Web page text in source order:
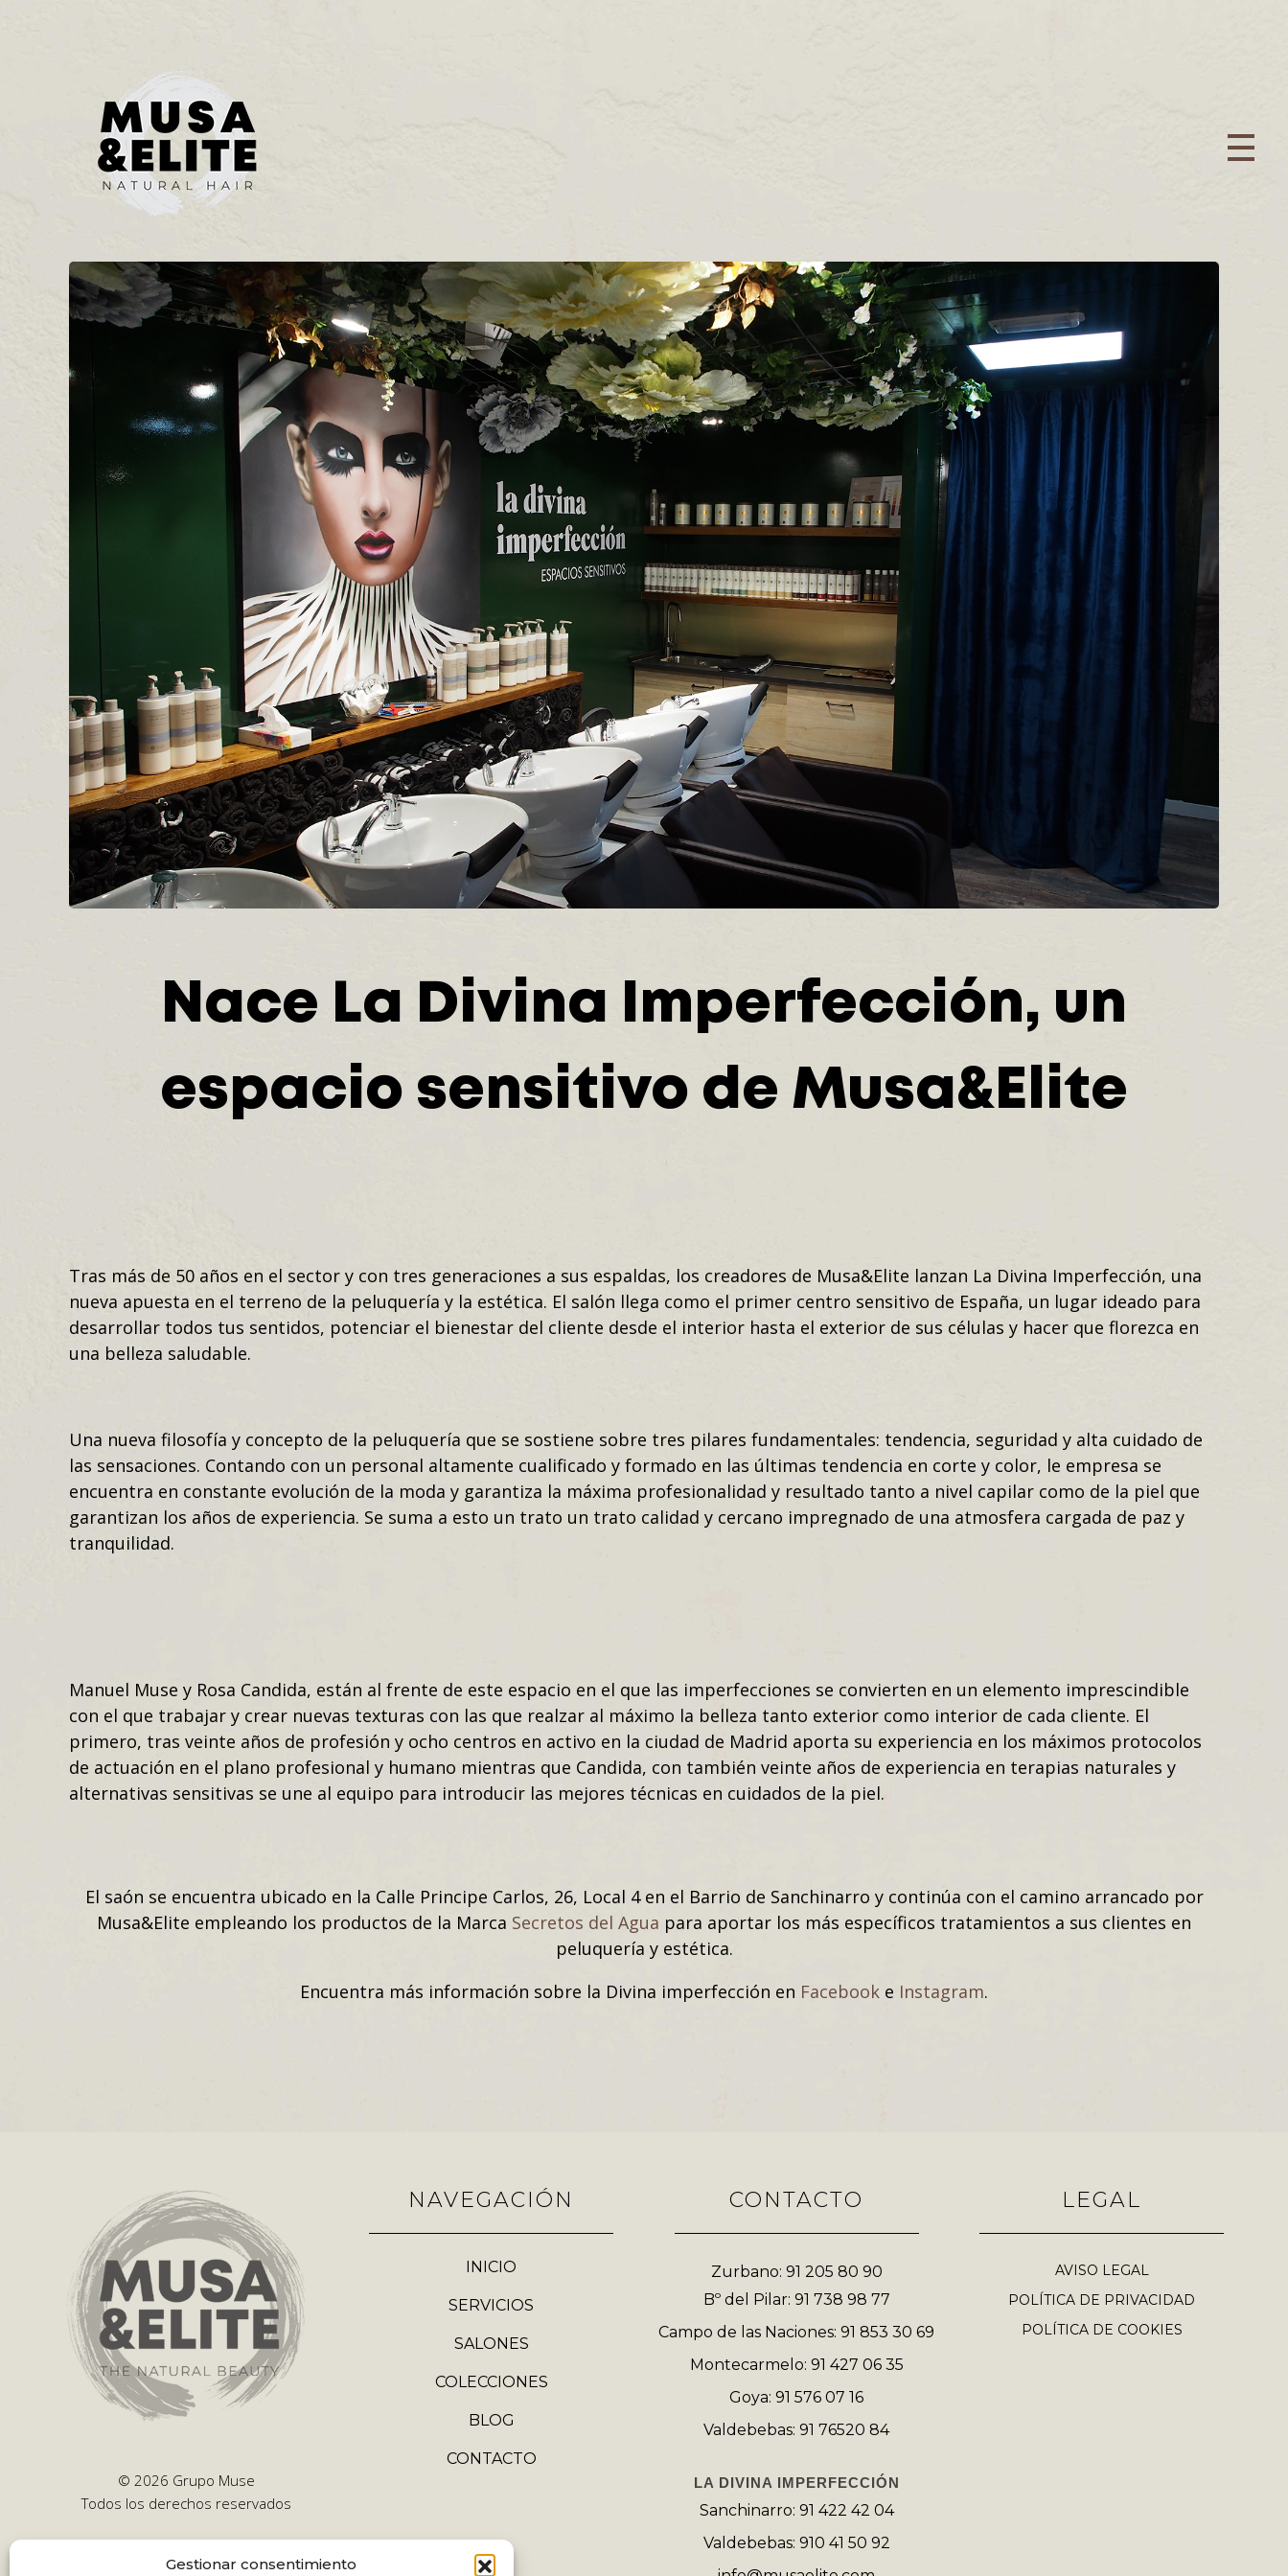
Gestionar consentimiento
Musa & Elite - Peluquería ecológica en Madrid desde 1980
Nace La Divina Imperfección, un
espacio sensitivo de Musa&Elite
Tras más de 50 años en el sector y con tres generaciones a sus espaldas, los creadores de Musa&Elite lanzan La Divina Imperfección, una
nueva apuesta en el terreno de la peluquería y la estética. El salón llega como el primer centro sensitivo de España, un lugar ideado para
desarrollar todos tus sentidos, potenciar el bienestar del cliente desde el interior hasta el exterior de sus células y hacer que florezca en
una belleza saludable.
Una nueva filosofía y concepto de la peluquería que se sostiene sobre tres pilares fundamentales: tendencia, seguridad y alta cuidado de
las sensaciones. Contando con un personal altamente cualificado y formado en las últimas tendencia en corte y color, le empresa se
encuentra en constante evolución de la moda y garantiza la máxima profesionalidad y resultado tanto a nivel capilar como de la piel que
garantizan los años de experiencia. Se suma a esto un trato un trato calidad y cercano impregnado de una atmosfera cargada de paz y
tranquilidad.
Manuel Muse y Rosa Candida, están al frente de este espacio en el que las imperfecciones se convierten en un elemento imprescindible
con el que trabajar y crear nuevas texturas con las que realzar al máximo la belleza tanto exterior como interior de cada cliente. El
primero, tras veinte años de profesión y ocho centros en activo en la ciudad de Madrid aporta su experiencia en los máximos protocolos
de actuación en el plano profesional y humano mientras que Candida, con también veinte años de experiencia en terapias naturales y
alternativas sensitivas se une al equipo para introducir las mejores técnicas en cuidados de la piel.
El saón se encuentra ubicado en la Calle Principe Carlos, 26, Local 4 en el Barrio de Sanchinarro y continúa con el camino arrancado por
Musa&Elite empleando los productos de la Marca Secretos del Agua para aportar los más específicos tratamientos a sus clientes en
peluquería y estética.
Encuentra más información sobre la Divina imperfección en Facebook e Instagram.
© 2026 Grupo Muse
Todos los derechos reservados
NAVEGACIÓN
INICIO
SERVICIOS
SALONES
COLECCIONES
BLOG
CONTACTO
CONTACTO
Zurbano: 91 205 80 90
Bº del Pilar: 91 738 98 77
Campo de las Naciones: 91 853 30 69
Montecarmelo: 91 427 06 35
Goya: 91 576 07 16
Valdebebas: 91 76520 84
LA DIVINA IMPERFECCIÓN
Sanchinarro: 91 422 42 04
Valdebebas: 910 41 50 92
LEGAL
AVISO LEGAL
POLÍTICA DE PRIVACIDAD
POLÍTICA DE COOKIES